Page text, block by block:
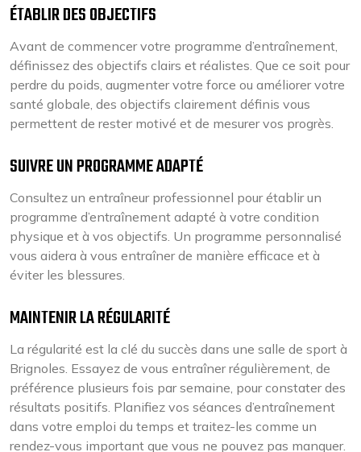
ÉTABLIR DES OBJECTIFS
Avant de commencer votre programme d’entraînement,
définissez des objectifs clairs et réalistes. Que ce soit pour
perdre du poids, augmenter votre force ou améliorer votre
santé globale, des objectifs clairement définis vous
permettent de rester motivé et de mesurer vos progrès.
SUIVRE UN PROGRAMME ADAPTÉ
Consultez un entraîneur professionnel pour établir un
programme d’entraînement adapté à votre condition
physique et à vos objectifs. Un programme personnalisé
vous aidera à vous entraîner de manière efficace et à
éviter les blessures.
MAINTENIR LA RÉGULARITÉ
La régularité est la clé du succès dans une salle de sport à
Brignoles. Essayez de vous entraîner régulièrement, de
préférence plusieurs fois par semaine, pour constater des
résultats positifs. Planifiez vos séances d’entraînement
dans votre emploi du temps et traitez-les comme un
rendez-vous important que vous ne pouvez pas manquer.